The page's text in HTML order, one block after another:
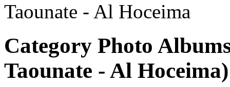
Taounate - Al Hoceima
Category Photo
Taounate - Al Hoceima)